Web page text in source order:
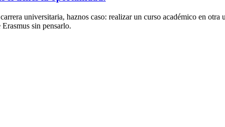
universitaria, haznos caso: realizar un curso académico en
sin pensarlo.